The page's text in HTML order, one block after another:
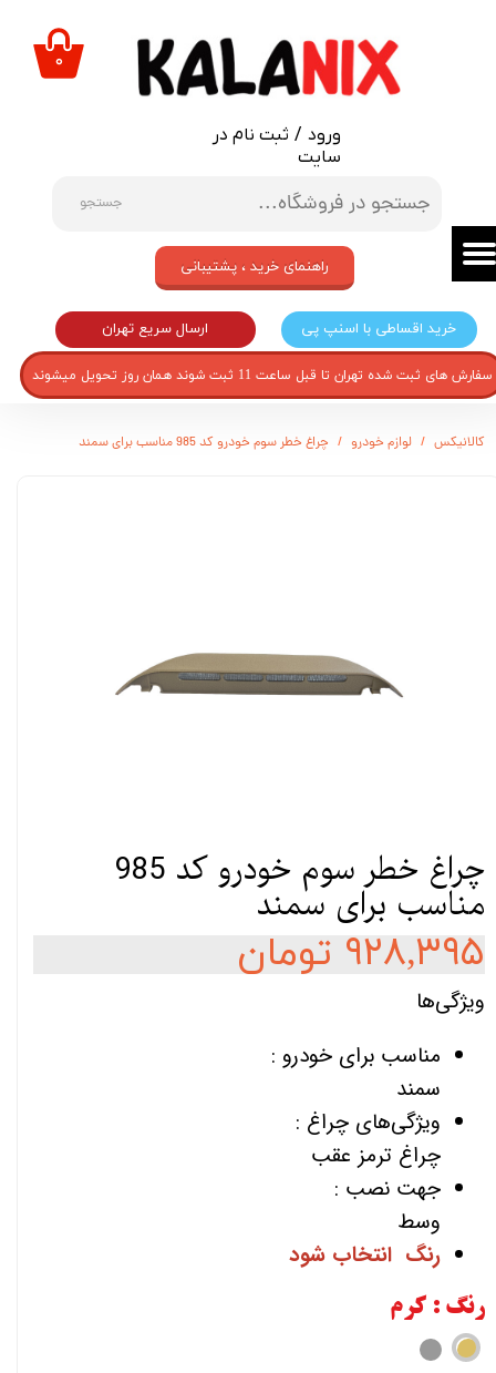
جستجو
ورود / ثبت نام در
سایت
حساب کاربری من
تغییر گذر واژه
خروج از حساب کاربری
۰
خرید اقساطی با اسنپ پی ارسال سریع تهران
راهنمای خرید ، پشتیبانی
سفارش های ثبت شده تهران تا قبل ساعت 11 ثبت شوند همان روز تحویل میشوند
کالانیکس لوازم خودرو چراغ خطر سوم خودرو کد 985 مناسب برای سمند
چراغ خطر سوم خودرو کد 985
مناسب برای سمند
۹۲۸,۳۹۵ تومان
ویژگی‌ها
مناسب برای خودرو :
سمند
ویژگی‌های چراغ :
چراغ ترمز عقب
جهت نصب :
وسط
رنگ انتخاب شود
رنگ: کرم